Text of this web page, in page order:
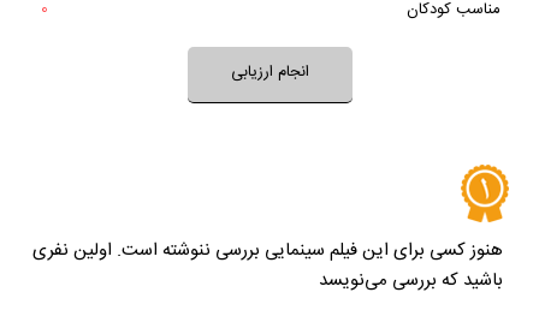
نظر خود را ثبت کنید
مناسب کودکان
0
انجام ارزیابی
هنوز کسی برای این فیلم سینمایی بررسی ننوشته است. اولین نفری
باشید که بررسی می‌نویسد